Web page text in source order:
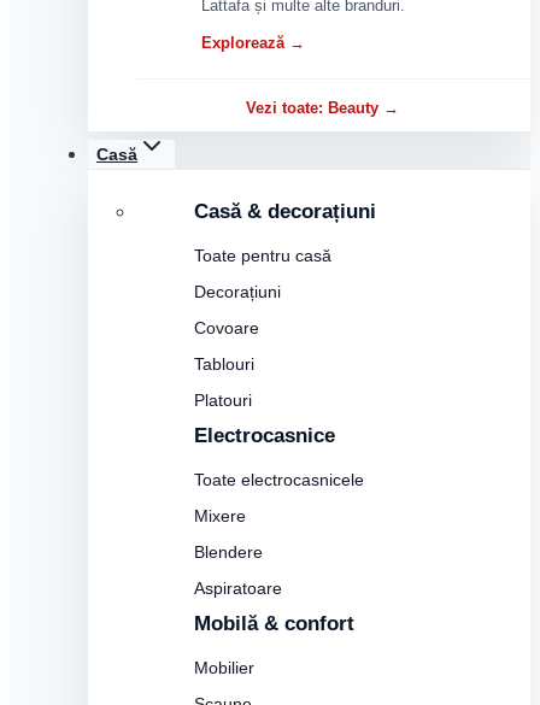
Lattafa și multe alte branduri.
Explorează →
Vezi toate: Beauty →
Casă
Casă & decorațiuni
Toate pentru casă
Decorațiuni
Covoare
Tablouri
Platouri
Electrocasnice
Toate electrocasnicele
Mixere
Blendere
Aspiratoare
Mobilă & confort
Mobilier